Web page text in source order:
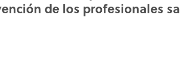
de los profesionales